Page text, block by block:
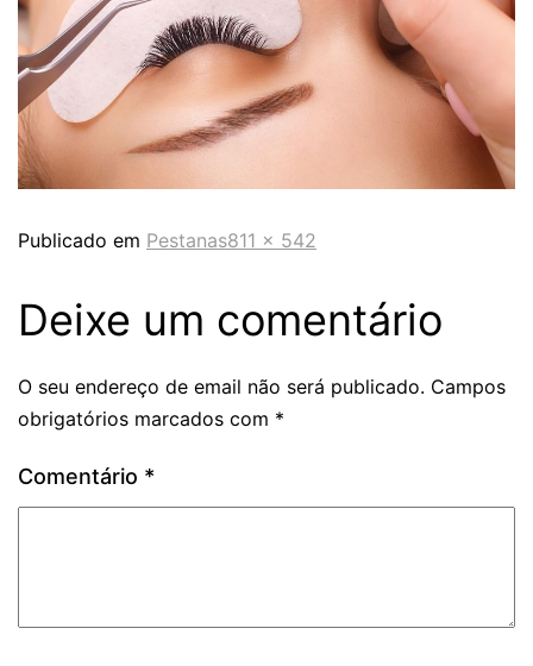
Publicado em Pestanas811 × 542
Deixe um comentário
O seu endereço de email não será publicado. Campos
obrigatórios marcados com *
Comentário *